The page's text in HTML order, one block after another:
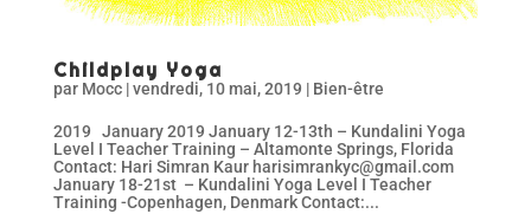
Childplay Yoga
par Mocc|vendredi, 10 mai, 2019 | Bien-être
2019 January 2019 January 12-13th – Kundalini Yoga
Level I Teacher Training – Altamonte Springs, Florida
Contact: Hari Simran Kaur harisimrankyc@gmail.com
January 18-21st – Kundalini Yoga Level I Teacher
Training -Copenhagen, Denmark Contact:...